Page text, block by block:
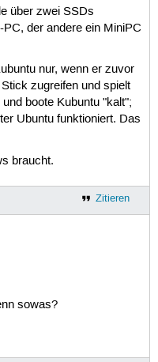
über zwei SSDs
der andere ein MiniPC
nur, wenn er zuvor
zugreifen und spielt
boote Kubuntu "kalt";
Ubuntu funktioniert. Das
braucht.
Zitieren
sowas?